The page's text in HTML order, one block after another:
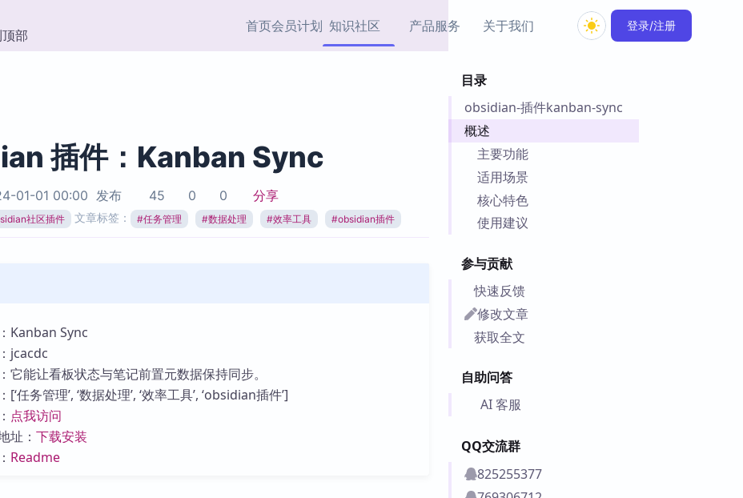
首页会员计划 知识社区
协作者
热门链接 Top5
产品服务
载
加速访问 Obsidian 官方
市场
插件
Obsidian 教程
关于我们 登录/注册
目录
obsidian-插件kanban-sync
概述
主要功能
适用场景
核心特色
使用建议
参与贡献
快速反馈
修改文章
获取全文
自助问答
AI 客服
QQ交流群
825255377
部
插件：Kanban Sync
01-01 00:00 发布 45 0 0 分享
社区插件 文章标签： #任务管理 #数据处理 #效率工具 #obsidian插件
Kanban Sync
jcacdc
它能让看板状态与笔记前置元数据保持同步。
[‘任务管理’, ‘数据处理’, ‘效率工具’, ‘obsidian插件’]
点我访问
址： 下载安装
Readme